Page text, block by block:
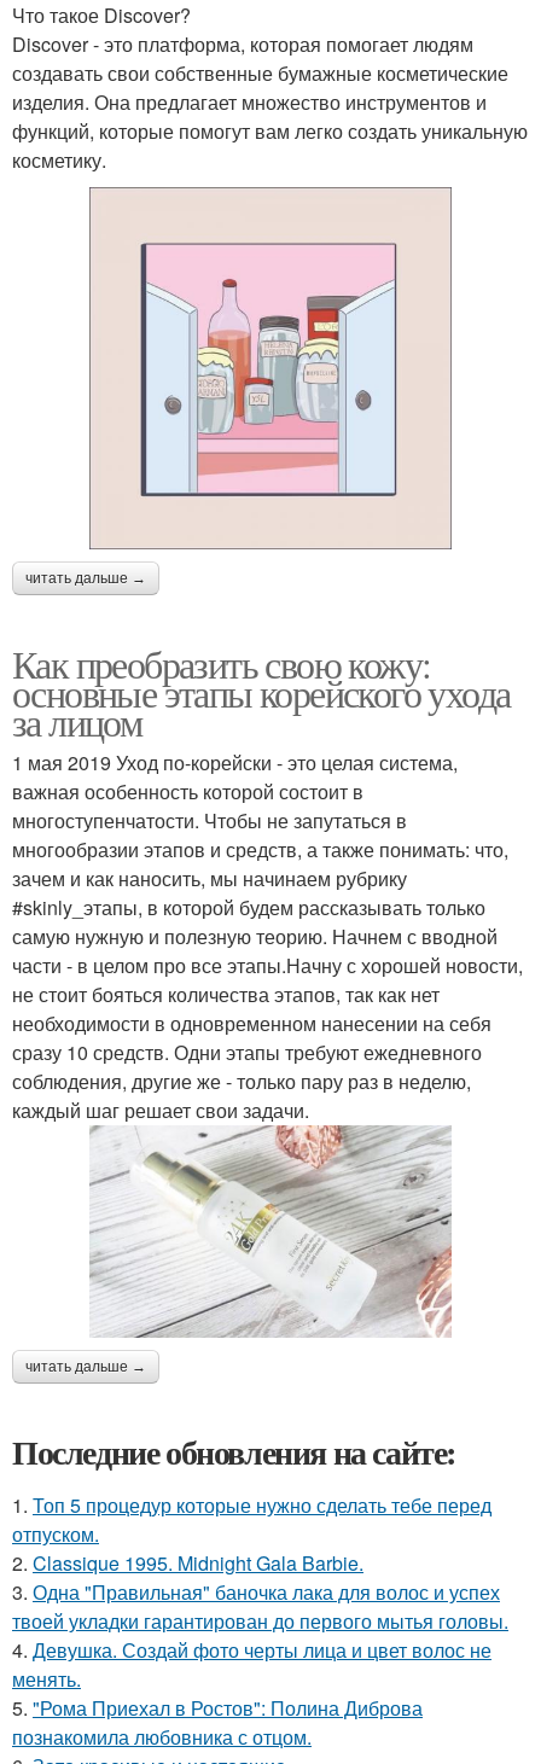
Что такое Discover?
Discover - это платформа, которая помогает людям
создавать свои собственные бумажные косметические
изделия. Она предлагает множество инструментов и
функций, которые помогут вам легко создать уникальную
косметику.
читать дальше →
Как преобразить свою кожу:
основные этапы корейского ухода
за лицом
1 мая 2019 Уход по-корейски - это целая система,
важная особенность которой состоит в
многоступенчатости. Чтобы не запутаться в
многообразии этапов и средств, а также понимать: что,
зачем и как наносить, мы начинаем рубрику
#skinly_этапы, в которой будем рассказывать только
самую нужную и полезную теорию. Начнем с вводной
части - в целом про все этапы.Начну с хорошей новости,
не стоит бояться количества этапов, так как нет
необходимости в одновременном нанесении на себя
сразу 10 средств. Одни этапы требуют ежедневного
соблюдения, другие же - только пару раз в неделю,
каждый шаг решает свои задачи.
читать дальше →
Последние обновления на сайте:
1. Топ 5 процедур которые нужно сделать тебе перед
отпуском.
2. Classique 1995. Midnight Gala Barbie.
3. Одна "Правильная" баночка лака для волос и успех
твоей укладки гарантирован до первого мытья головы.
4. Девушка. Создай фото черты лица и цвет волос не
менять.
5. "Рома Приехал в Ростов": Полина Диброва
познакомила любовника с отцом.